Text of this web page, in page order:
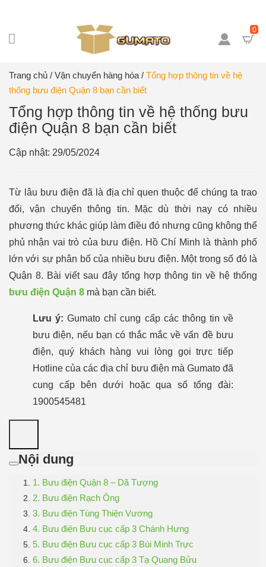
0
Trang chủ / Vận chuyển hàng hóa / Tổng hợp thông tin về hệ
thống bưu điện Quận 8 bạn cần biết
Tổng hợp thông tin về hệ thống bưu
điện Quận 8 bạn cần biết
Cập nhật: 29/05/2024
Từ lâu bưu điện đã là địa chỉ quen thuộc để chúng ta trao
đổi, vận chuyển thông tin. Mặc dù thời nay có nhiều
phương thức khác giúp làm điều đó nhưng cũng không thể
phủ nhận vai trò của bưu điện. Hồ Chí Minh là thành phố
lớn với sự phân bố của nhiều bưu điện. Một trong số đó là
Quận 8. Bài viết sau đây tổng hợp thông tin về hệ thống
bưu điện Quận 8 mà bạn cần biết.
Lưu ý: Gumato chỉ cung cấp các thông tin về
bưu điện, nếu bạn có thắc mắc về vấn đề bưu
điện, quý khách hàng vui lòng gọi trực tiếp
Hotline của các địa chỉ bưu điện mà Gumato đã
cung cấp bên dưới hoặc qua số tổng đài:
1900545481
Nội dung
1. Bưu điện Quận 8 – Dã Tượng
2. Bưu điện Rạch Ông
3. Bưu điện Tùng Thiện Vương
4. Bưu điện Bưu cục cấp 3 Chánh Hưng
5. Bưu điện Bưu cục cấp 3 Bùi Minh Trực
6. Bưu điện Bưu cục cấp 3 Tạ Quang Bửu